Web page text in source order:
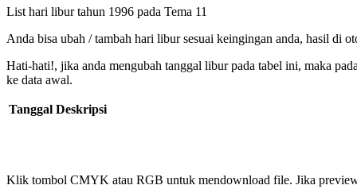
List hari libur tahun 1996 pada Tema 11
Anda bisa ubah / tambah hari libur sesuai keingingan anda, hasil di
Hati-hati!, jika anda mengubah tanggal libur pada tabel ini, maka
ke data awal.
Tanggal Deskripsi
Klik tombol CMYK atau RGB untuk mendownload file. Jika